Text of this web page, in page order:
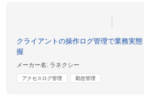
クライアントの操作ログ管理で業務実
握
メーカー名: ラネクシー
アクセスログ管理 勤怠管理